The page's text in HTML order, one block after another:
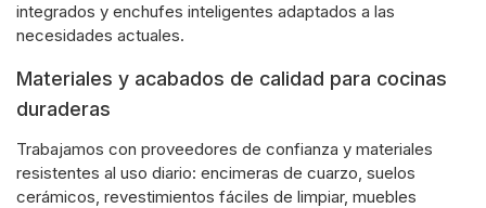
integrados y enchufes inteligentes adaptados a las
necesidades actuales.
Materiales y acabados de calidad para cocinas
duraderas
Trabajamos con proveedores de confianza y materiales
resistentes al uso diario: encimeras de cuarzo, suelos
cerámicos, revestimientos fáciles de limpiar, muebles